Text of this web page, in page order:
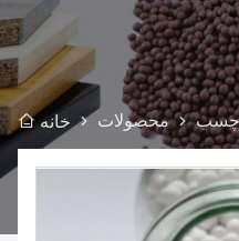
خانه محصولات